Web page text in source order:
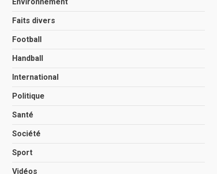
Environnement
Faits divers
Football
Handball
International
Politique
Santé
Société
Sport
Vidéos